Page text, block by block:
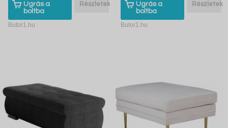
Ugrás a
boltba
Részletek
Butor1.hu
Ugrás a
boltba
Részletek
Butor1.hu